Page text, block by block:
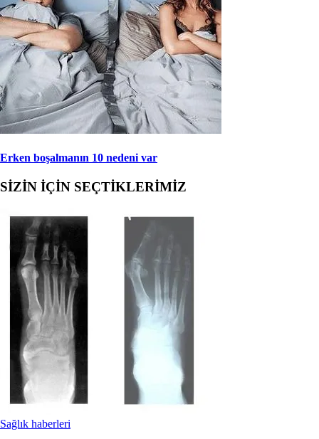
Erken boşalmanın 10 nedeni var
SİZİN İÇİN SEÇTİKLERİMİZ
Sağlık haberleri